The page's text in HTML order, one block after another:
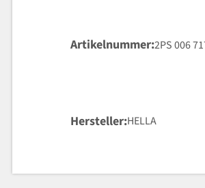
Artikelnummer 2PS 006
Hersteller HELLA